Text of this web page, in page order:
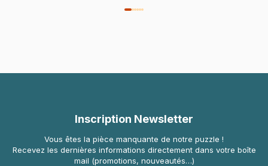
Inscription Newsletter
Vous êtes la pièce manquante de notre puzzle !
Recevez les dernières informations directement dans votre boîte
mail (promotions, nouveautés…)